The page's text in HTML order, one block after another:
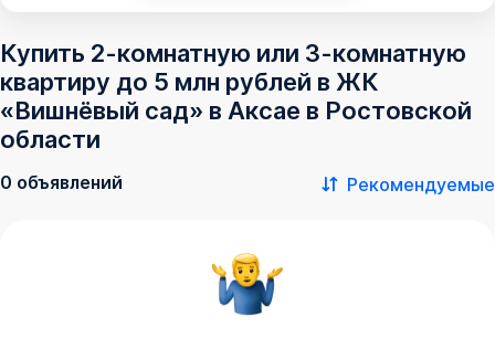
Купить 2-комнатную или 3-комнатную
квартиру до 5 млн рублей в ЖК
«Вишнёвый сад» в Аксае в Ростовской
области
0 объявлений Рекомендуемые